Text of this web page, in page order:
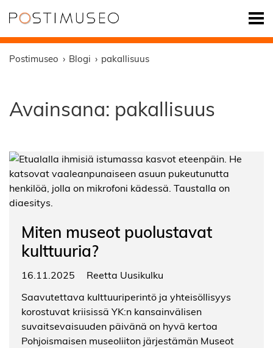
Postimuseo Blogi pakallisuus
Avainsana: pakallisuus
Miten museot puolustavat
kulttuuria?
16.11.2025
Reetta Uusikulku
Saavutettava kulttuuriperintö ja yhteisöllisyys
korostuvat kriisissä YK:n kansainvälisen
suvaitsevaisuuden päivänä on hyvä kertoa
Pohjoismaisen museoliiton järjestämän Museot